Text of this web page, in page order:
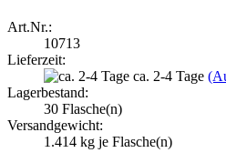
Art.Nr.:
10713
Lieferzeit:
ca. 2-4 Tage
Lagerbestand:
30 Flasche(n)
Versandgewicht:
1.414 kg je Flasche(n)